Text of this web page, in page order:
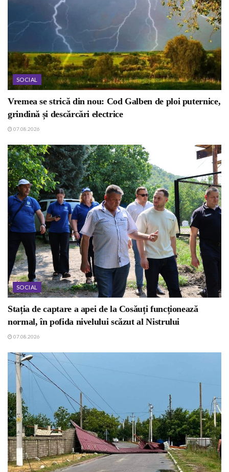
SOCIAL
Vremea se strică din nou: Cod Galben de ploi puternice,
grindină și descărcări electrice
07.08.2026
SOCIAL
Stația de captare a apei de la Cosăuți funcționează
normal, în pofida nivelului scăzut al Nistrului
07.08.2026